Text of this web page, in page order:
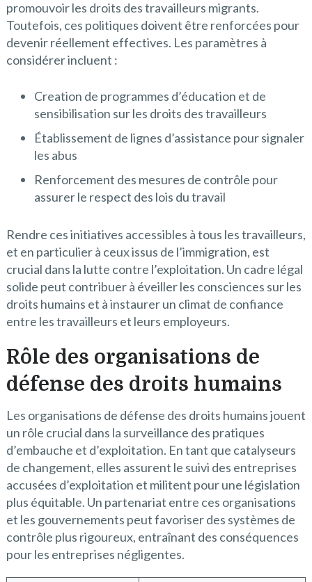
promouvoir les droits des travailleurs migrants.
Toutefois, ces politiques doivent être renforcées pour
devenir réellement effectives. Les paramètres à
considérer incluent :
Creation de programmes d’éducation et de
sensibilisation sur les droits des travailleurs
Établissement de lignes d’assistance pour signaler
les abus
Renforcement des mesures de contrôle pour
assurer le respect des lois du travail
Rendre ces initiatives accessibles à tous les travailleurs,
et en particulier à ceux issus de l’immigration, est
crucial dans la lutte contre l’exploitation. Un cadre légal
solide peut contribuer à éveiller les consciences sur les
droits humains et à instaurer un climat de confiance
entre les travailleurs et leurs employeurs.
Rôle des organisations de
défense des droits humains
Les organisations de défense des droits humains jouent
un rôle crucial dans la surveillance des pratiques
d’embauche et d’exploitation. En tant que catalyseurs
de changement, elles assurent le suivi des entreprises
accusées d’exploitation et militent pour une législation
plus équitable. Un partenariat entre ces organisations
et les gouvernements peut favoriser des systèmes de
contrôle plus rigoureux, entraînant des conséquences
pour les entreprises négligentes.